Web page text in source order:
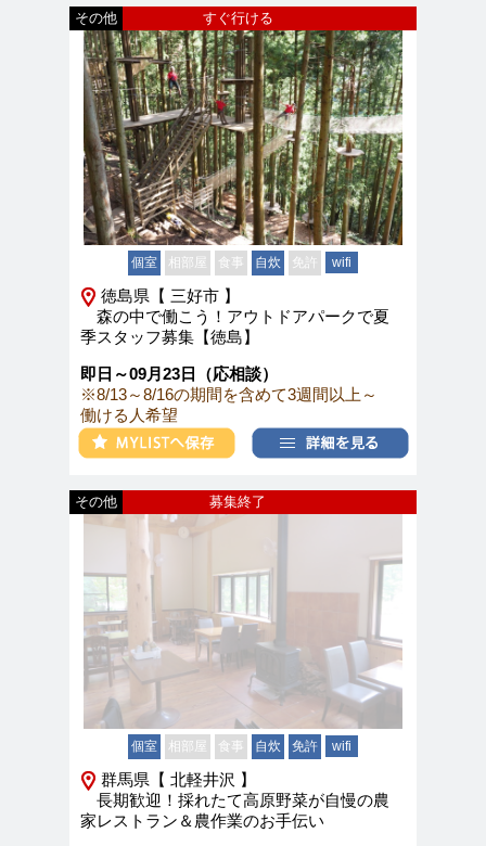
すぐ行ける
その他
個室 相部屋 食事 自炊 免許 wifi
徳島県【 三好市 】
森の中で働こう！アウトドアパークで夏
季スタッフ募集【徳島】
即日～09月23日（応相談）
※8/13～8/16の期間を含めて3週間以上～
働ける人希望
募集終了
その他
個室 相部屋 食事 自炊 免許 wifi
群馬県【 北軽井沢 】
長期歓迎！採れたて高原野菜が自慢の農
家レストラン＆農作業のお手伝い